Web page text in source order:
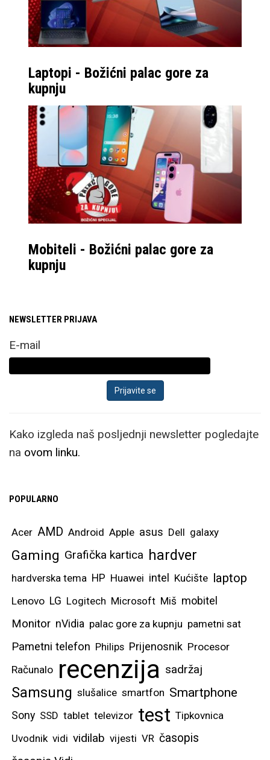
Laptopi - Božićni palac gore za
kupnju
Mobiteli - Božićni palac gore za
kupnju
NEWSLETTER PRIJAVA
E-mail
Kako izgleda naš posljednji newsletter pogledajte
na ovom linku.
POPULARNO
Acer AMD Android Apple asus Dell galaxy
Gaming Grafička kartica hardver
hardverska tema HP Huawei intel Kućište laptop
Lenovo LG Logitech Microsoft Miš mobitel
Monitor nVidia palac gore za kupnju pametni sat
Pametni telefon Philips Prijenosnik Procesor
Računalo recenzija sadržaj
Samsung slušalice smartfon Smartphone
Sony SSD tablet televizor test Tipkovnica
Uvodnik vidi vidilab vijesti VR časopis